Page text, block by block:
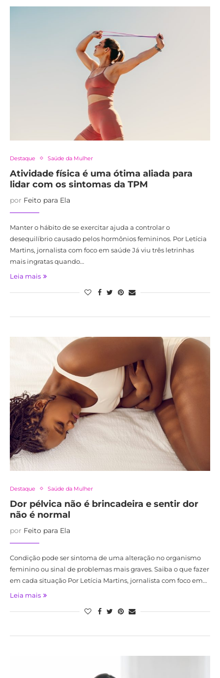
Destaque Saúde da Mulher
Atividade física é uma ótima aliada para
lidar com os sintomas da TPM
por Feito para Ela
Manter o hábito de se exercitar ajuda a controlar o
desequilíbrio causado pelos hormônios femininos. Por Letícia
Martins, jornalista com foco em saúde Já viu três letrinhas
mais ingratas quando…
Leia mais
Destaque Saúde da Mulher
Dor pélvica não é brincadeira e sentir dor
não é normal
por Feito para Ela
Condição pode ser sintoma de uma alteração no organismo
feminino ou sinal de problemas mais graves. Saiba o que fazer
em cada situação Por Letícia Martins, jornalista com foco em…
Leia mais